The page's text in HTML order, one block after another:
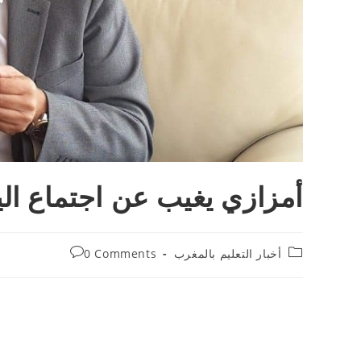
أمزازي يغيب عن اجتماع
Post
أخبار التعليم بالمغرب
Post
0 Comments